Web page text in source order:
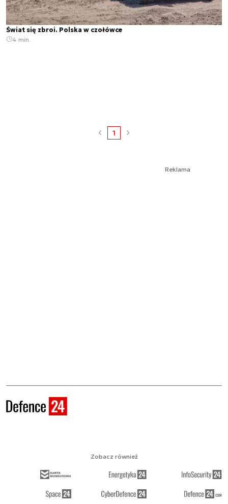
Świat się zbroi. Polska w czołówce
4 min.
1
Reklama
Zobacz również